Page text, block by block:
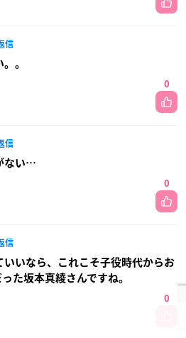
信
。
0
信
ない…
0
信
いいなら、これこそ子役時代からお
た坂本真綾さんですね。
0